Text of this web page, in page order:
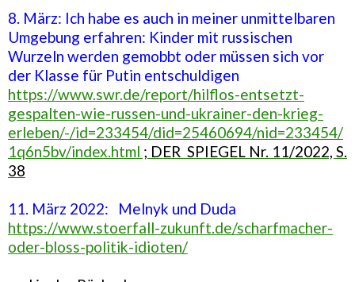
8. März: Ich habe es auch in meiner unmittelbaren
Umgebung erfahren: Kinder mit russischen
Wurzeln werden gemobbt oder müssen sich vor
der Klasse für Putin entschuldigen
https://www.swr.de/report/hilflos-entsetzt-
gespalten-wie-russen-und-ukrainer-den-krieg-
erleben/-/id=233454/did=25460694/nid=233454/
1q6n5bv/index.html ; DER SPIEGEL Nr. 11/2022, S.
38
11. März 2022: Melnyk und Duda
https://www.stoerfall-zukunft.de/scharfmacher-
oder-bloss-politik-idioten/